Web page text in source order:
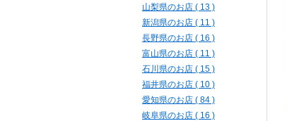
山梨県のお店 ( 13 )
新潟県のお店 ( 11 )
長野県のお店 ( 16 )
富山県のお店 ( 11 )
石川県のお店 ( 15 )
福井県のお店 ( 10 )
愛知県のお店 ( 84 )
岐阜県のお店 ( 16 )